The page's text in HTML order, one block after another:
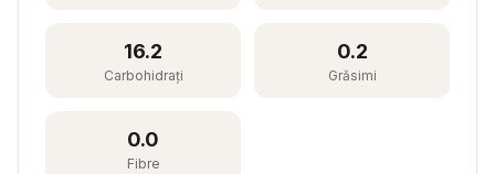
16.2
Carbohidrați
0.2
Grăsimi
0.0
Fibre